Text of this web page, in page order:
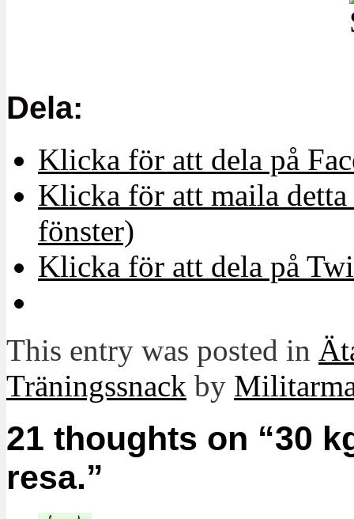
Dela:
Klicka för att dela på
Klicka för att maila
fönster)
Klicka för att dela på
This entry was posted in
Träningssnack by
21 thoughts on “30
resa.”